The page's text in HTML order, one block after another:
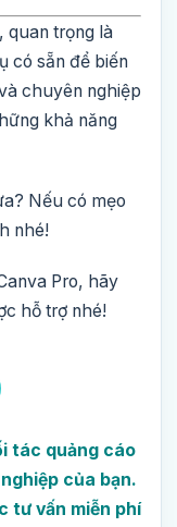
quan trọng là
có sẵn để biến
chuyên nghiệp
khả năng
Nếu có mẹo
nhé!
Pro, hãy
hỗ trợ nhé!
tác quảng cáo
của bạn.
tư vấn miễn phí